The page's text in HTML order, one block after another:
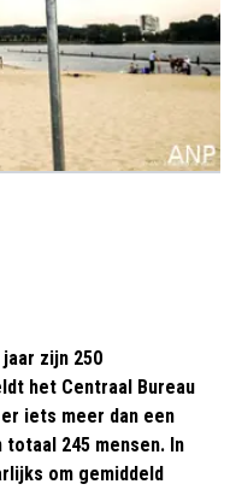
zijn 250
het Centraal Bureau
iets meer dan een
245 mensen. In
om gemiddeld